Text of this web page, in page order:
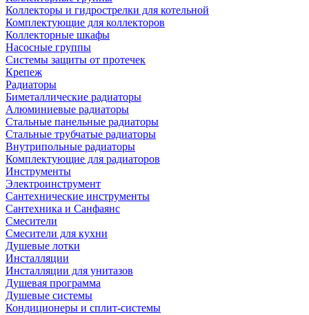
Коллекторы и гидрострелки для котельной
Комплектующие для коллекторов
Коллекторные шкафы
Насосные группы
Системы защиты от протечек
Крепеж
Радиаторы
Биметаллические радиаторы
Алюминиевые радиаторы
Стальные панельные радиаторы
Стальные трубчатые радиаторы
Внутрипольные радиаторы
Комплектующие для радиаторов
Инструменты
Электроинструмент
Сантехнические инструменты
Сантехника и Санфаянс
Смесители
Смесители для кухни
Душевые лотки
Инсталляции
Инсталляции для унитазов
Душевая программа
Душевые системы
Кондиционеры и сплит-системы